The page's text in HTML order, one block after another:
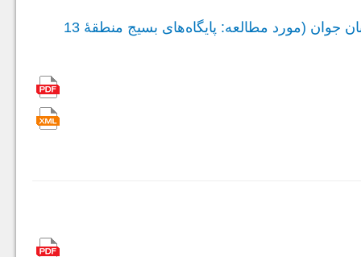
کارآمدی آموزش گروهی تاب‌آوری با محوریت صبر مبتنی‌بر هستی‌شناسی اسلامی بر تحمل پریشانی و تجارب معنوی زنان جوان (مورد مطالعه: پایگاه‌های بسیج منطقۀ 13